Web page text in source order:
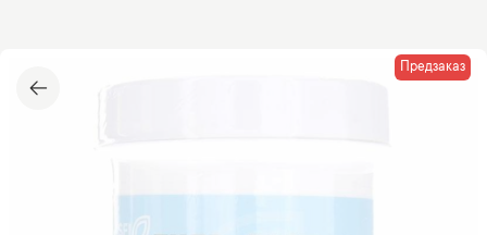
Предзаказ